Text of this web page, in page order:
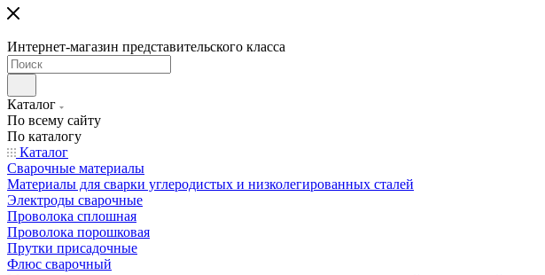
Интернет-магазин представительского класса
Каталог
По всему сайту
По каталогу
Каталог
Сварочные материалы
Материалы для сварки углеродистых и низколегированных сталей
Электроды сварочные
Проволока сплошная
Проволока порошковая
Прутки присадочные
Флюс сварочный